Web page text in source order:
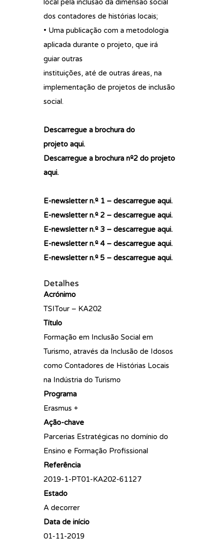
local pela inclusão da dimensão social
dos contadores de histórias locais;
• Uma publicação com a metodologia
aplicada durante o projeto, que irá
guiar outras
instituições, até de outras áreas, na
implementação de projetos de inclusão
social.
Descarregue a brochura do
projeto aqui.
Descarregue a brochura nº2 do projeto
aqui.
E-newsletter n.º 1 – descarregue aqui.
E-newsletter n.º 2 – descarregue aqui.
E-newsletter n.º 3 – descarregue aqui.
E-newsletter n.º 4 – descarregue aqui.
E-newsletter n.º 5 – descarregue aqui.
Detalhes
Acrónimo
TSITour – KA202
Título
Formação em Inclusão Social em
Turismo, através da Inclusão de Idosos
como Contadores de Histórias Locais
na Indústria do Turismo
Programa
Erasmus +
Ação-chave
Parcerias Estratégicas no domínio do
Ensino e Formação Profissional
Referência
2019-1-PT01-KA202-61127
Estado
A decorrer
Data de início
01-11-2019